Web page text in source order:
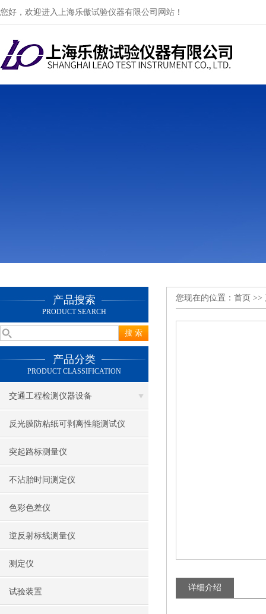
您好，欢迎进入上海乐傲试验仪器有限公司网站！
产品搜索
PRODUCT SEARCH
产品分类
PRODUCT CLASSIFICATION
交通工程检测仪器设备
反光膜防粘纸可剥离性能测试仪
突起路标测量仪
不沾胎时间测定仪
色彩色差仪
逆反射标线测量仪
测定仪
试验装置
您现在的位置： 首页 >>
详细介绍